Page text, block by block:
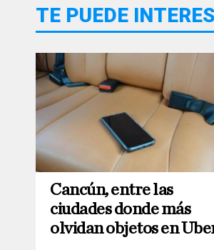
TE PUEDE
Cancún, entre las
ciudades donde más
olvidan objetos en